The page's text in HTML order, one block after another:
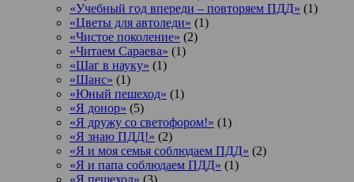
«Учебный год впереди – повторяем ПДД» (1)
«Цветы для автоледи» (1)
«Чистое поколение» (2)
«Читаем Сараева» (1)
«Шаг в науку» (1)
«Шанс» (1)
«Юный пешеход» (1)
«Я донор» (5)
«Я дружу со светофором!» (1)
«Я знаю ПДД!» (2)
«Я и моя семья соблюдаем ПДД» (2)
«Я и папа соблюдаем ПДД» (1)
«Я пешеход» (3)